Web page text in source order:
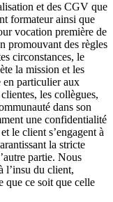
et des CGV que
formateur ainsi que
vocation première de
promouvant des règles
circonstances, le
la mission et les
en particulier aux
les collègues,
dans son
une confidentialité
le client s’engagent à
la stricte
partie. Nous
l’insu du client,
que ce soit que celle